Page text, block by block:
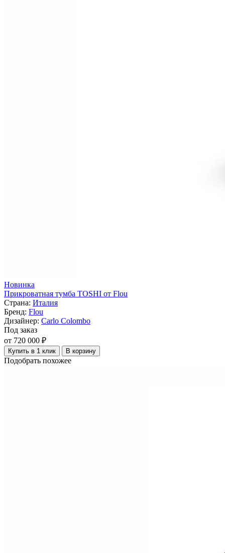
Новинка
Прикроватная тумба TOSHI от Flou
Страна: Италия
Бренд: Flou
Дизайнер: Carlo Colombo
Под заказ
от 720 000 ₽
Купить в 1 клик В корзину
Подобрать похожее